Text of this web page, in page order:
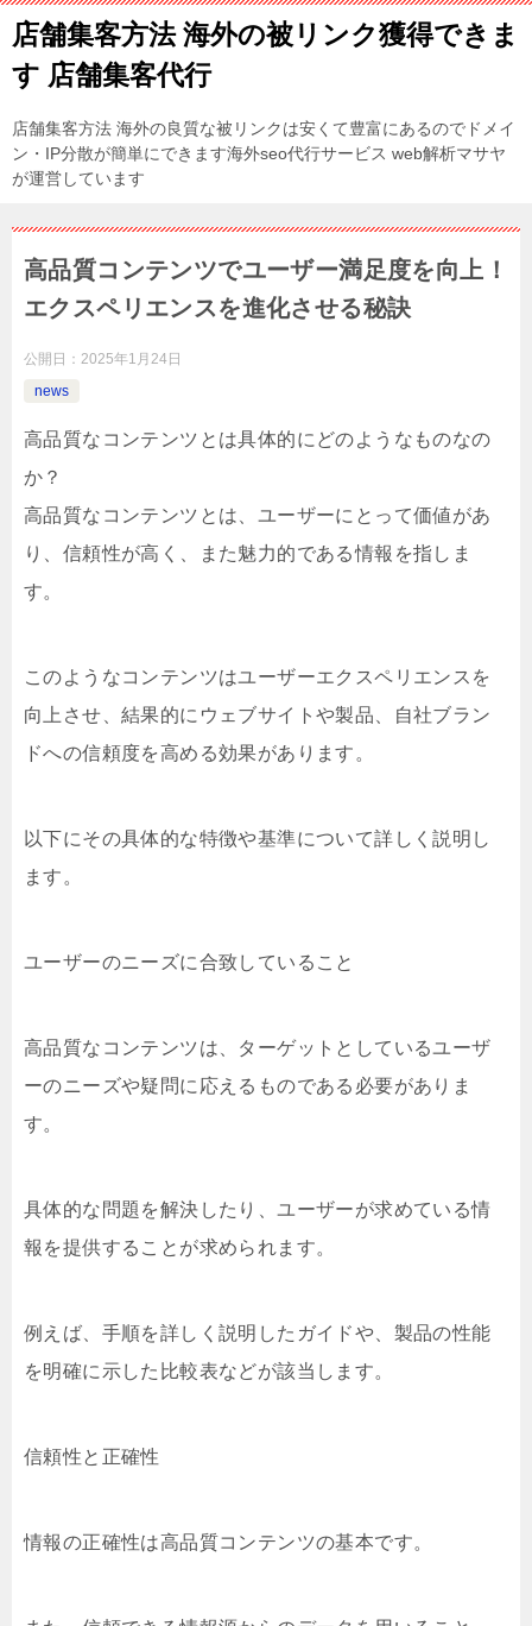
店舗集客方法 海外の被リンク獲得できま
す 店舗集客代行
店舗集客方法 海外の良質な被リンクは安くて豊富にあるのでドメイ
ン・IP分散が簡単にできます海外seo代行サービス web解析マサヤ
が運営しています
高品質コンテンツでユーザー満足度を向上！
エクスペリエンスを進化させる秘訣
公開日： 2025年1月24日
news
高品質なコンテンツとは具体的にどのようなものなの
か？
高品質なコンテンツとは、ユーザーにとって価値があ
り、信頼性が高く、また魅力的である情報を指しま
す。
このようなコンテンツはユーザーエクスペリエンスを
向上させ、結果的にウェブサイトや製品、自社ブラン
ドへの信頼度を高める効果があります。
以下にその具体的な特徴や基準について詳しく説明し
ます。
ユーザーのニーズに合致していること
高品質なコンテンツは、ターゲットとしているユーザ
ーのニーズや疑問に応えるものである必要がありま
す。
具体的な問題を解決したり、ユーザーが求めている情
報を提供することが求められます。
例えば、手順を詳しく説明したガイドや、製品の性能
を明確に示した比較表などが該当します。
信頼性と正確性
情報の正確性は高品質コンテンツの基本です。